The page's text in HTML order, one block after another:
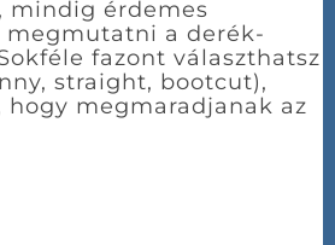
érdemes
megmutatni a derék-
fazont választhatsz
straight, bootcut),
hogy megmaradjanak az